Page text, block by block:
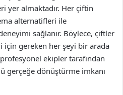
yer almaktadır. Her çiftin
alternatifleri ile
sağlanır. Böylece, çiftler
için gereken her şeyi bir arada
ekipler tarafından
gerçeğe dönüştürme imkanı